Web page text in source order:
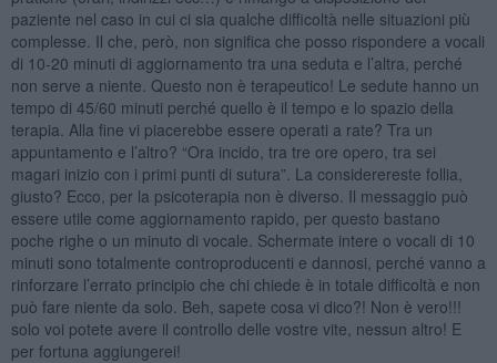
paziente nel caso in cui ci sia qualche difficoltà nelle situazioni più
complesse. Il che, però, non significa che posso rispondere a vocali
di 10-20 minuti di aggiornamento tra una seduta e l’altra, perché
non serve a niente. Questo non è terapeutico! Le sedute hanno un
tempo di 45/60 minuti perché quello è il tempo e lo spazio della
terapia. Alla fine vi piacerebbe essere operati a rate? Tra un
appuntamento e l’altro? “Ora incido, tra tre ore opero, tra sei
magari inizio con i primi punti di sutura”. La considerereste follia,
giusto? Ecco, per la psicoterapia non è diverso. Il messaggio può
essere utile come aggiornamento rapido, per questo bastano
poche righe o un minuto di vocale. Schermate intere o vocali di 10
minuti sono totalmente controproducenti e dannosi, perché vanno a
rinforzare l’errato principio che chi chiede è in totale difficoltà e non
può fare niente da solo. Beh, sapete cosa vi dico?! Non è vero!!!
solo voi potete avere il controllo delle vostre vite, nessun altro! E
per fortuna aggiungerei!